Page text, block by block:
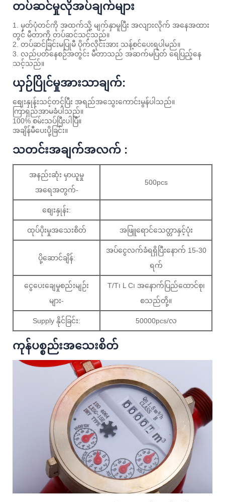
တပ်ဆင်မှုလိုအပ်ချက်များ
1. မှတ်ပုံတင်ကို အထက်သို့ မျက်နှာမူပြီး အလျားလိုက် အနေအထား
တွင် မီတာကို တပ်ဆင်သင့်သည်။
2. တပ်ဆင်ခြင်းမပြုမီ ပိုက်လိုင်းအား သန့်စင်ပေးရပါမည်။
3. လည်ပတ်နေစဉ်အတွင်း မီတာသည် အဆက်မပြတ် ရေပြည့်နေ
သင့်သည်။
ယှဉ်ပြိုင်မှုအားသာချက်:
စျေးနှုန်းသင့်တင့်ပြီး အရည်အသွေးကောင်းမွန်ပါသည်။
ကြာရှည်အာမခံပါသည်။
100% စမ်းသပ်ပြီးပါပြီ။
အချိန်မီပေးပို့ခြင်း။
သတင်းအချက်အလက် :
အနည်းဆုံး မှာယူမှု
အရေအတွက်-
500pcs
စျေးနှုန်း:
ထုပ်ပိုးမှုအသေးစိတ် အဖြူရောင်သေတ္တာနှင့်ပုံး
ပို့ဆောင်ချိန်:
အပ်ငွေလက်ခံရရှိပြီးနောက် 15-30
ရက်
ငွေပေးချေမှုစည်းမျဉ်း
များ-
T/T၊ L C၊ အနောက်ပြည်ထောင်စု၊
စသည်တို့။
Supply နိုင်ခြင်း: 50000pcs/လ
ကုန်ပစ္စည်းအသေးစိတ်